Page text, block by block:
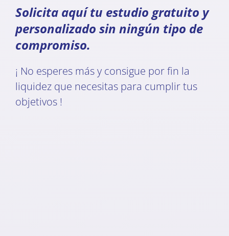
Solicita aquí tu estudio gratuito y
personalizado sin ningún tipo de
compromiso.
¡ No esperes más y consigue por fin la
liquidez que necesitas para cumplir tus
objetivos !